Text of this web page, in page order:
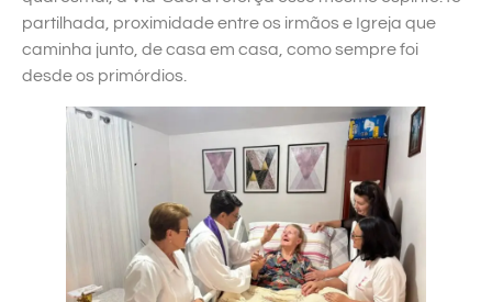
partilhada, proximidade entre os irmãos e Igreja que
caminha junto, de casa em casa, como sempre foi
desde os primórdios.